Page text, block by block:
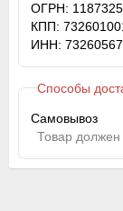
ОГРН:
КПП:
ИНН:
Способы
Самовывоз
Товар